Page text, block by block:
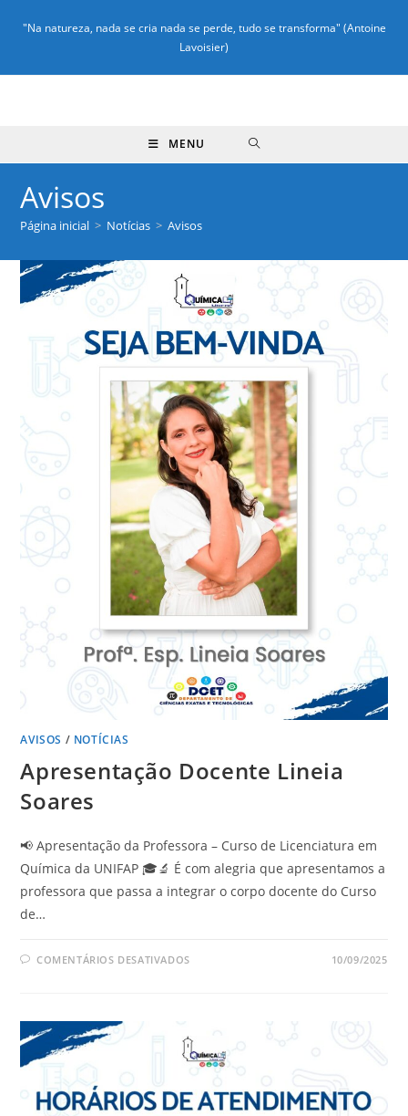
"Na natureza, nada se cria nada se perde, tudo se transforma" (Antoine
Lavoisier)
MENU
Avisos
Página inicial > Notícias > Avisos
AVISOS / NOTÍCIAS
Apresentação Docente Lineia
Soares
📢 Apresentação da Professora – Curso de Licenciatura em
Química da UNIFAP 🎓🔬 É com alegria que apresentamos a
professora que passa a integrar o corpo docente do Curso
de…
COMENTÁRIOS DESATIVADOS 10/09/2025